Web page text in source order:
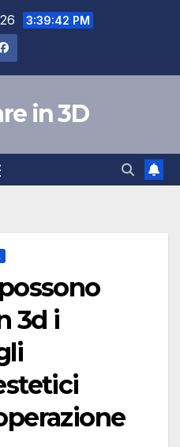
3:39:42 PM
in 3D
3d i